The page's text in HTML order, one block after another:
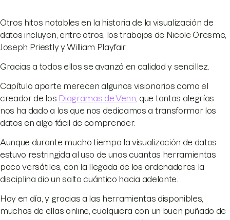
Otros hitos notables en la historia de la visualización de
datos incluyen, entre otros, los trabajos de Nicole Oresme,
Joseph Priestly y William Playfair.
Gracias a todos ellos se avanzó en calidad y sencillez.
Capítulo aparte merecen algunos visionarios como el
creador de los Diagramas de Venn , que tantas alegrías
nos ha dado a los que nos dedicamos a transformar los
datos en algo fácil de comprender.
Aunque durante mucho tiempo la visualización de datos
estuvo restringida al uso de unas cuantas herramientas
poco versátiles, con la llegada de los ordenadores la
disciplina dio un salto cuántico hacia adelante.
Hoy en día, y gracias a las herramientas disponibles,
muchas de ellas online, cualquiera con un buen puñado de